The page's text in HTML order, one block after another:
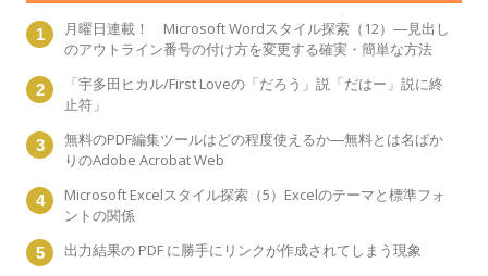
月曜日連載！ Microsoft Wordスタイル探索（12）―見出し
のアウトライン番号の付け方を変更する確実・簡単な方法
「宇多田ヒカル/First Loveの「だろう」説「だはー」説に終
止符」
無料のPDF編集ツールはどの程度使えるか―無料とは名ばか
りのAdobe Acrobat Web
Microsoft Excelスタイル探索（5）Excelのテーマと標準フォ
ントの関係
出力結果の PDF に勝手にリンクが作成されてしまう現象